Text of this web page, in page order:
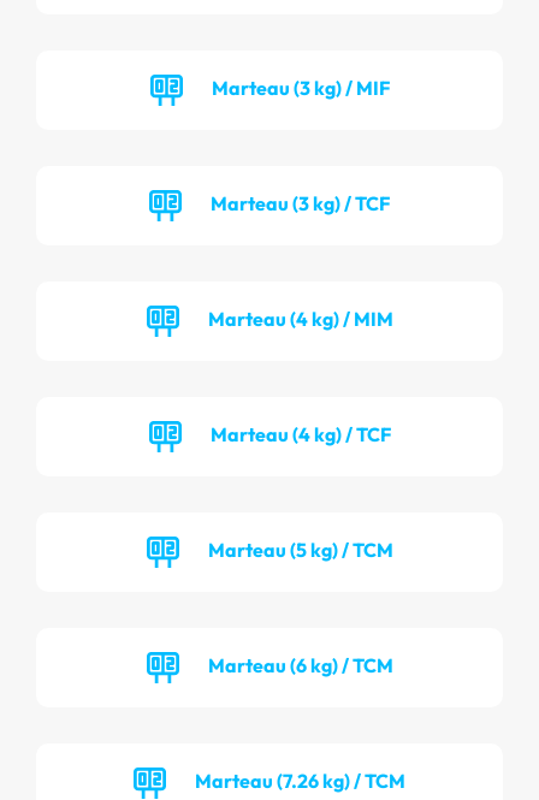
Marteau (3 kg) / MIF
Marteau (3 kg) / TCF
Marteau (4 kg) / MIM
Marteau (4 kg) / TCF
Marteau (5 kg) / TCM
Marteau (6 kg) / TCM
Marteau (7.26 kg) / TCM